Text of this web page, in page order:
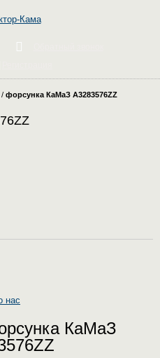
/ форсунка КаМаЗ A3283576ZZ
КаМаЗ